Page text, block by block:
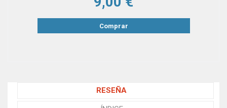
Comprar
RESEÑA